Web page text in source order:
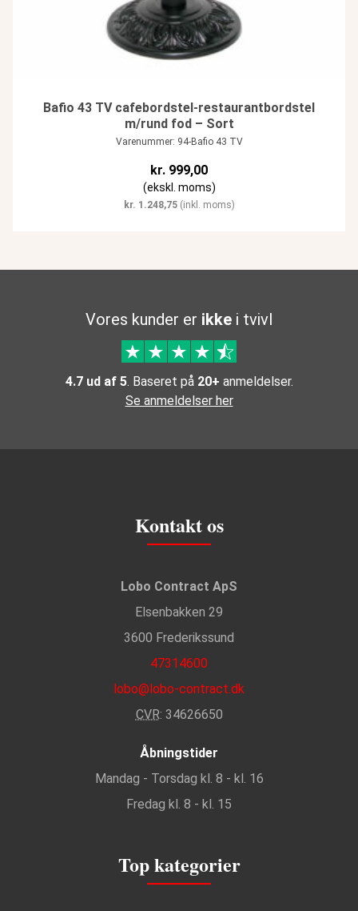
Bafio 43 TV cafebordstel-restaurantbordstel
m/rund fod – Sort
Varenummer: 94-Bafio 43 TV
kr. 999,00
(ekskl. moms)
kr. 1.248,75(inkl. moms)
Vores kunder er ikke i tvivl
4.7 ud af 5. Baseret på 20+ anmeldelser.
Se anmeldelser her
Kontakt os
Lobo Contract ApS
Elsenbakken 29
3600 Frederikssund
47314600
lobo@lobo-contract.dk
CVR: 34626650
Åbningstider
Mandag - Torsdag kl. 8 - kl. 16
Fredag kl. 8 - kl. 15
Top kategorier